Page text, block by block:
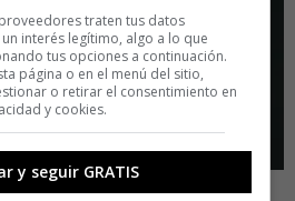
traten tus datos
interés legítimo, algo a lo que
tus opciones a continuación.
página o en el menú del sitio,
o retirar el consentimiento en
y cookies.
y seguir GRATIS